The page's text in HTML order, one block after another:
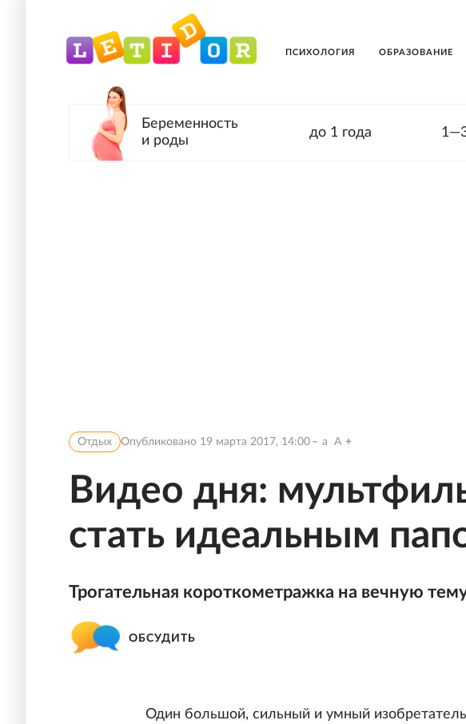
ПСИХОЛОГИЯ ОБРАЗОВАНИЕ
Беременность
и роды
до 1 года
Отдых Опубликовано 19 марта 2017, 14:00 a A
Видео дня:
стать идеальным
Трогательная короткометражка на вечную
ОБСУДИТЬ
Один большой, сильный и умный изобретатель